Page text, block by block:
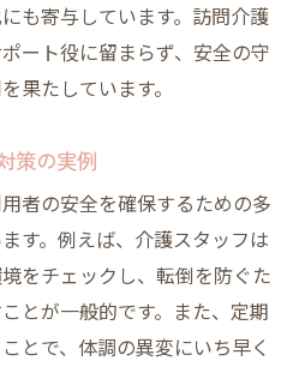
も寄与しています。訪問介護
ート役に留まらず、安全の守
果たしています。
策の実例
者の安全を確保するための多
す。例えば、介護スタッフは
をチェックし、転倒を防ぐた
とが一般的です。また、定期
とで、体調の異変にいち早く